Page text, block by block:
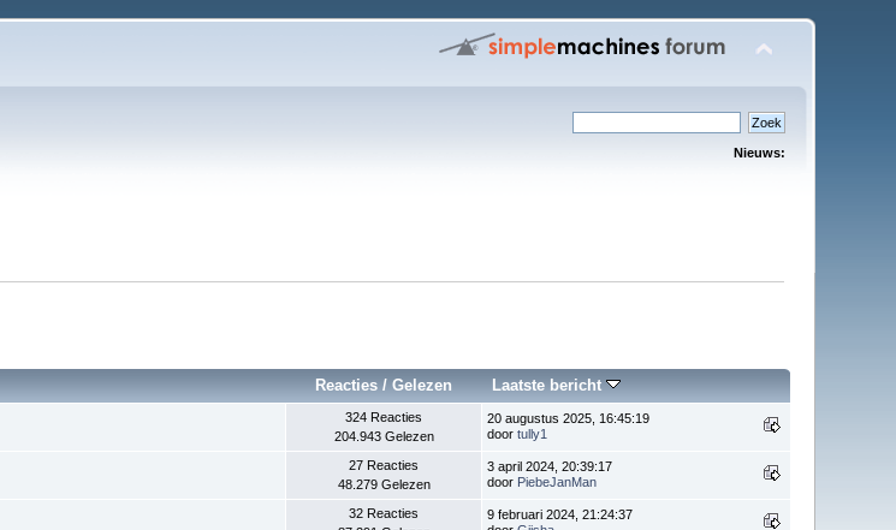
Nieuws:
Reacties/ Gelezen Laatste bericht
324 Reacties
204.943 Gelezen
20 augustus 2025, 16:45:19
doortully1
27 Reacties
48.279 Gelezen
3 april 2024, 20:39:17
door PiebeJanMan
32 Reacties
9 februari 2024, 21:24:37